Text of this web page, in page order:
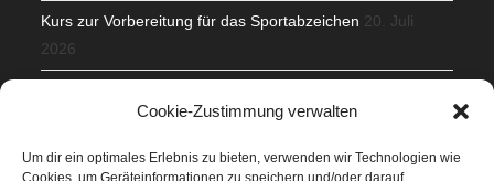
Cookie-Zustimmung verwalten
Um dir ein optimales Erlebnis zu bieten, verwenden wir Technologien wie
Cookies, um Geräteinformationen zu speichern und/oder darauf
Kurs zur Vorbereitung für das Sportabzeichen 20. Juli
2026